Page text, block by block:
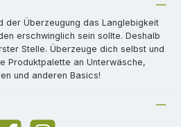
der Überzeugung das Langlebigkeit
erschwinglich sein sollte. Deshalb
Stelle. Überzeuge dich selbst und
Produktpalette an Unterwäsche,
und anderen Basics!